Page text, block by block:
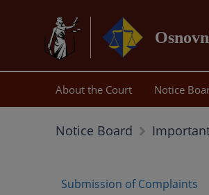
About the Court Notice
Notice Board
Submission of Complaints